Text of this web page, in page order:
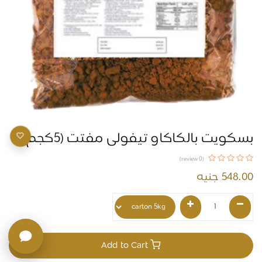
بسكويت بالكاكاو تيفولى مفتت (5كجم)
(0 review)
548.00جنيه
Add to Cart